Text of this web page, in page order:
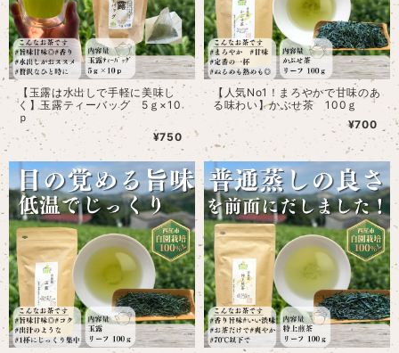
【玉露は水出しで手軽に美味し
く】玉露ティーバッグ 5ｇ×10
ｐ
¥750
【人気No1！まろやかで甘味のあ
る味わい】かぶせ茶 100ｇ
¥700